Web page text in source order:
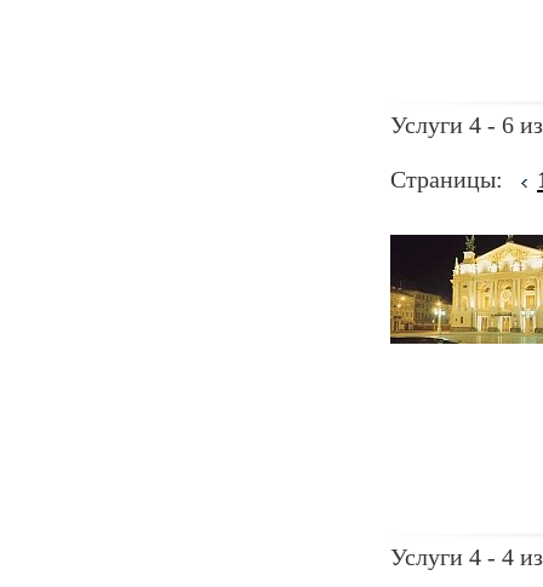
Услуги 4 - 6
Страницы:
Услуги 4 - 4